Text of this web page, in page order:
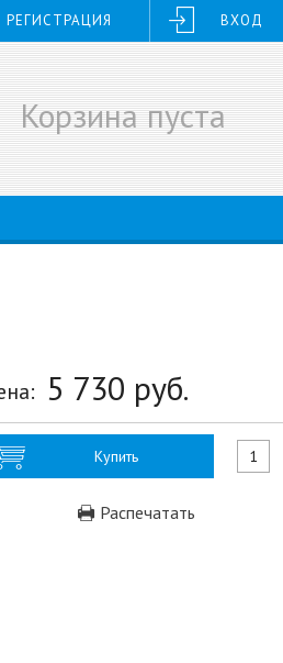
РЕГИСТРАЦИЯ ВХОД
Корзина пуста
5 730 руб.
Купить
Распечатать